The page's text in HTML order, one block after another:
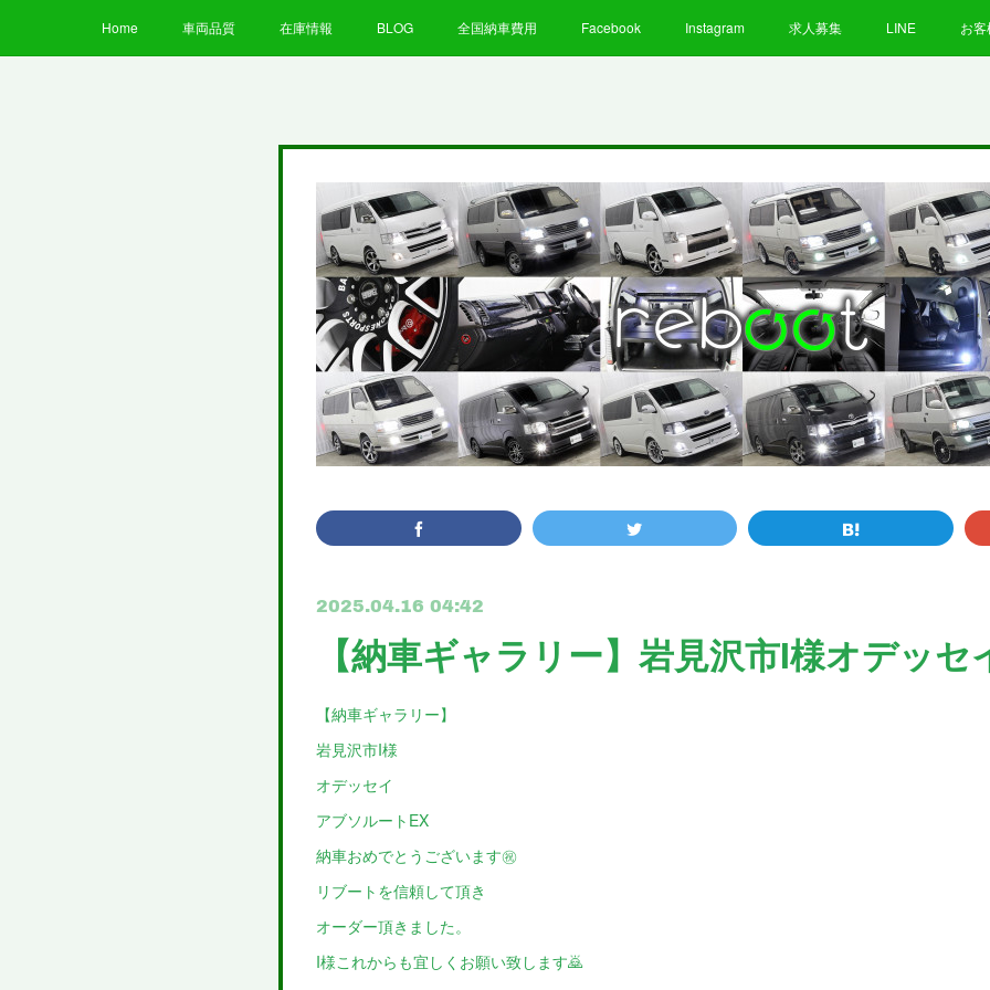
Home 車両品質 在庫情報 BLOG 全国納車費用 Facebook Instagram 求人募集 LINE お
2025.04.16 04:42
【納車ギャラリー】岩見沢市I様オデッセ
【納車ギャラリー】
岩見沢市I様
オデッセイ
アブソルートEX
納車おめでとうございます㊗️
リブートを信頼して頂き
オーダー頂きました。
I様これからも宜しくお願い致します🙇